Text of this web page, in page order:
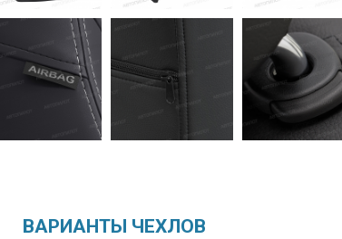
ВАРИАНТЫ ЧЕХЛОВ